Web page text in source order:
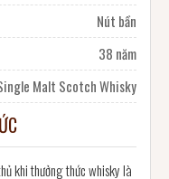
Nút bần
38 năm
Malt Scotch Whisky
khi thưởng thức whisky là